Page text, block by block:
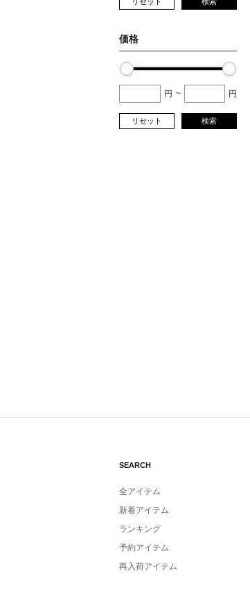
価格
円 ~ 円
リセット 検索
SEARCH
全アイテム
新着アイテム
ランキング
予約アイテム
再入荷アイテム